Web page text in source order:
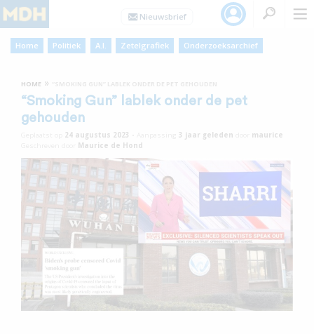
Home Politiek A.I. Zetelgrafiek Onderzoeksarchief
HOME »
“Smoking Gun” lablek onder de pet
gehouden
24 augustus 2023 3 jaar geleden
maurice
Maurice de Hond